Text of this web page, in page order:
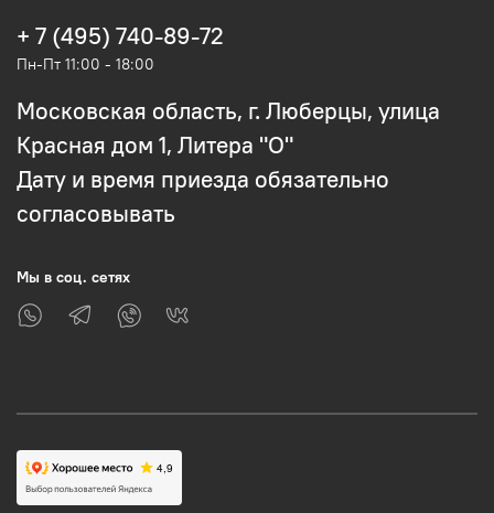
+ 7 (495) 740-89-72
Пн-Пт 11:00 - 18:00
Московская область, г. Люберцы, улица
Красная дом 1, Литера "О"
Дату и время приезда обязательно
согласовывать
Мы в соц. сетях